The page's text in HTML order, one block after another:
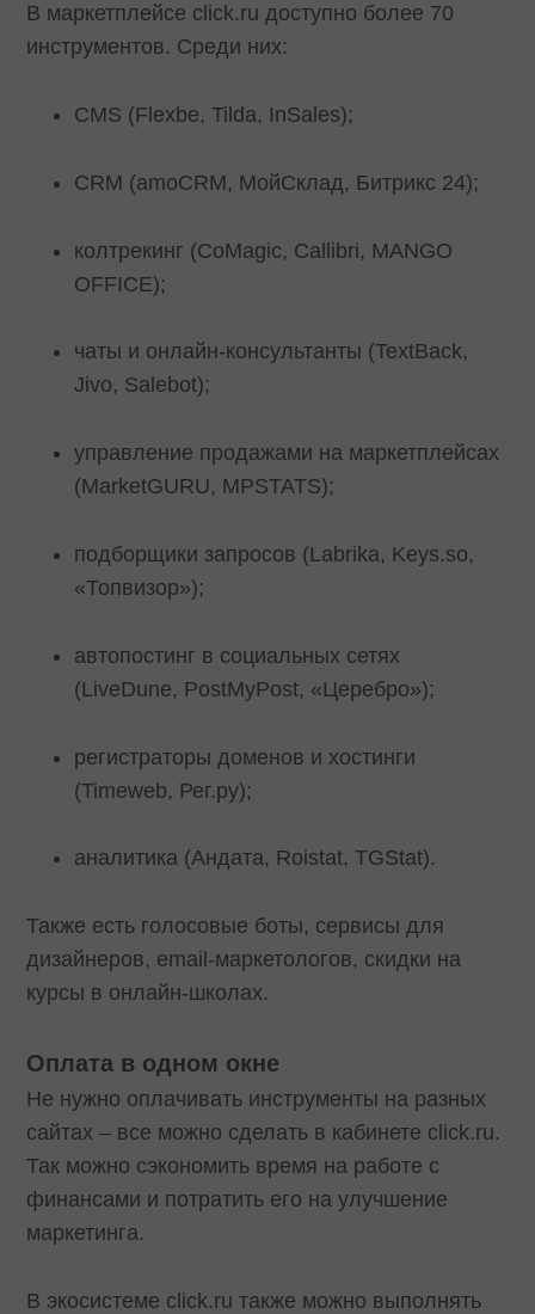
В маркетплейсе click.ru доступно более 70
инструментов. Среди них:
CMS (Flexbe, Tilda, InSales);
CRM (amoCRM, МойСклад, Битрикс 24);
колтрекинг (CoMagic, Callibri, MANGO
OFFICE);
чаты и онлайн-консультанты (TextBack,
Jivo, Salebot);
управление продажами на маркетплейсах
(MarketGURU, MPSTATS);
подборщики запросов (Labrika, Keys.so,
«Топвизор»);
автопостинг в социальных сетях
(LiveDune, PostMyPost, «Церебро»);
регистраторы доменов и хостинги
(Timeweb, Рег.ру);
аналитика (Андата, Roistat, TGStat).
Также есть голосовые боты, сервисы для
дизайнеров, email-маркетологов, скидки на
курсы в онлайн-школах.
Оплата в одном окне
Не нужно оплачивать инструменты на разных
сайтах – все можно сделать в кабинете click.ru.
Так можно сэкономить время на работе с
финансами и потратить его на улучшение
маркетинга.
В экосистеме click.ru также можно выполнять